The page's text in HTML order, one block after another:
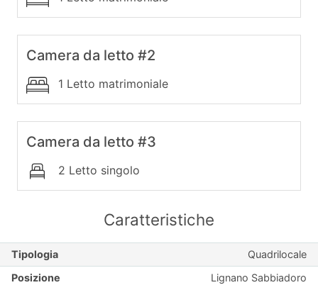
Camera da letto #2
1 Letto matrimoniale
Camera da letto #3
2 Letto singolo
Caratteristiche
Tipologia
Quadrilocale
Posizione
Lignano Sabbiadoro